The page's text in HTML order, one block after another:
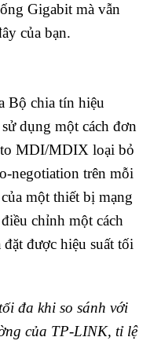
Gigabit mà vẫn
của bạn.
Bộ chia tín hiệu
dụng một cách đơn
MDI/MDIX loại bỏ
negotiation trên mỗi
một thiết bị mạng
chỉnh một cách
được hiệu suất tối
đa khi so sánh với
của TP-LINK, tỉ lệ